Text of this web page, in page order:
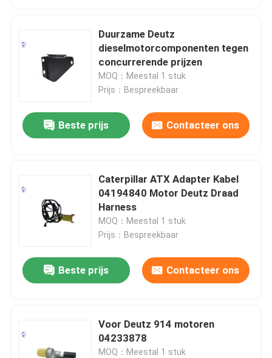
Duurzame Deutz
dieselmotorcomponenten tegen
concurrerende prijzen
MOQ：Meestal 1 stuk
Prijs：Bespreekbaar
Beste prijs Contacteer ons
Caterpillar ATX Adapter Kabel
04194840 Motor Deutz Draad
Harness
MOQ：Meestal 1 stuk
Prijs：Bespreekbaar
Beste prijs Contacteer ons
Voor Deutz 914 motoren
04233878
MOQ：Meestal 1 stuk